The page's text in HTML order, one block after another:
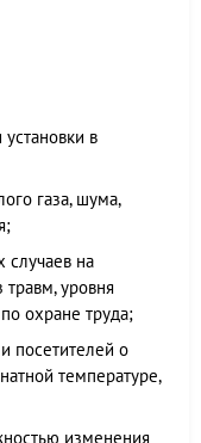
в
газа, шума,
случаев на
травм, уровня
охране труда;
посетителей о
температуре,
изменения